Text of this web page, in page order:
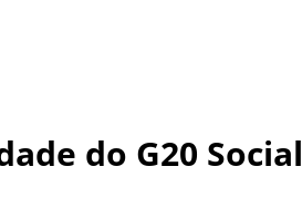
do G20 Social